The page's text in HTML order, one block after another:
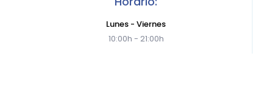
Lunes - Viernes
10:00h - 21:00h